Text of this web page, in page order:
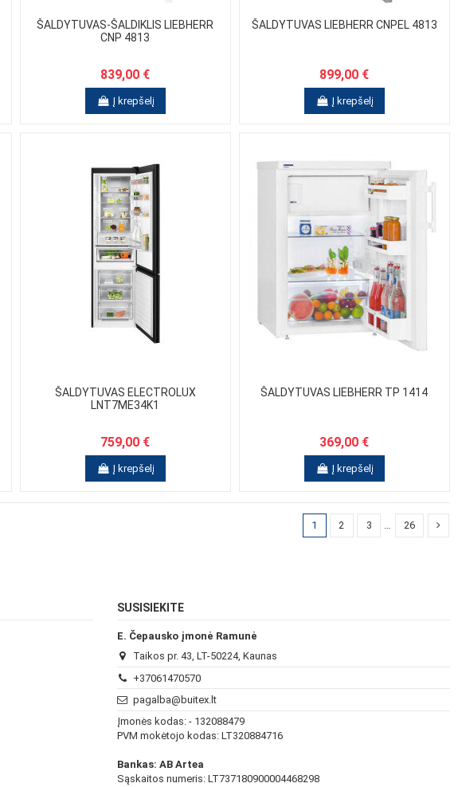
ŠALDYTUVAS-ŠALDIKLIS LIEBHERR
CNP 4813
839,00 €
Į krepšelį
ŠALDYTUVAS LIEBHERR CNPEL 4813
899,00 €
Į krepšelį
ŠALDYTUVAS ELECTROLUX
LNT7ME34K1
759,00 €
Į krepšelį
ŠALDYTUVAS LIEBHERR TP 1414
369,00 €
Į krepšelį
1 2 3 26
SUSISIEKITE
E. Čepausko įmonė Ramunė
Taikos pr. 43, LT-50224, Kaunas
+37061470570
pagalba@buitex.lt
Įmonės kodas: - 132088479
PVM mokėtojo kodas: LT320884716
Bankas: AB Artea
Sąskaitos numeris: LT737180900004468298